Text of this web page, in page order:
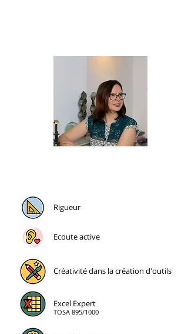
Rigueur
Ecoute active
Créativité dans la création d'outils
Excel Expert
TOSA 895/1000